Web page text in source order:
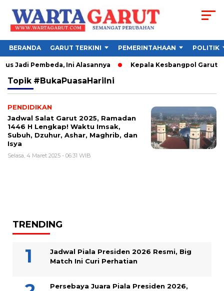
BERANDA GARUT TERKINI PEMERINTAHAAN POLITIK
Jadi Pembeda, Ini Alasannya Kepala Kesbangpol Garut
Topik #BukaPuasaHariIni
PENDIDIKAN
Jadwal Salat Garut 2025, Ramadan
1446 H Lengkap! Waktu Imsak,
Subuh, Dzuhur, Ashar, Maghrib, dan
Isya
Selasa, 4 Maret 2025 - 06:31 WIB
TRENDING
Jadwal Piala Presiden 2026 Resmi, Big
Match Ini Curi Perhatian
Persebaya Juara Piala Presiden 2026,